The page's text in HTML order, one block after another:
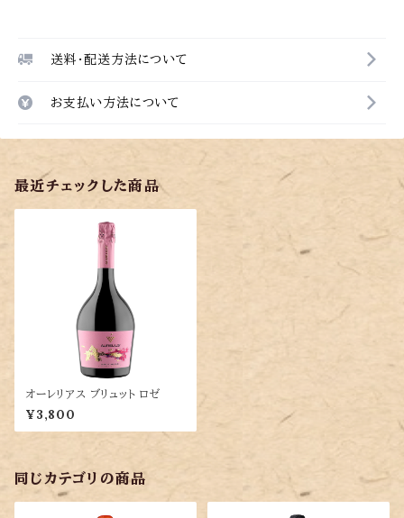
送料・配送方法について
お支払い方法について
最近チェックした商品
オーレリアス ブリュット ロゼ
¥3,800
同じカテゴリの商品